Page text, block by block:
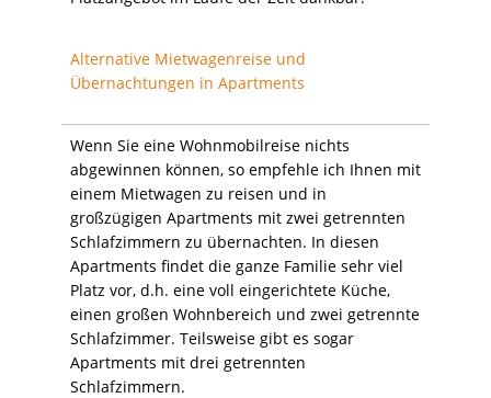
Alternative Mietwagenreise und
Übernachtungen in Apartments
Wenn Sie eine Wohnmobilreise nichts
abgewinnen können, so empfehle ich Ihnen mit
einem Mietwagen zu reisen und in
großzügigen Apartments mit zwei getrennten
Schlafzimmern zu übernachten. In diesen
Apartments findet die ganze Familie sehr viel
Platz vor, d.h. eine voll eingerichtete Küche,
einen großen Wohnbereich und zwei getrennte
Schlafzimmer. Teilsweise gibt es sogar
Apartments mit drei getrennten
Schlafzimmern.